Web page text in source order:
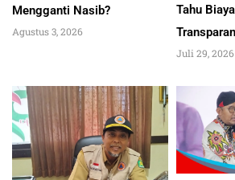
Mengganti Nasib?
Agustus 3, 2026
Tahu
Transparan
Juli 29, 2026